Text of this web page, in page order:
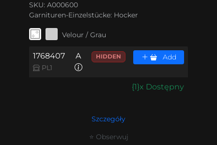
SKU: A000600
Garnituren-Einzelstücke: Hocker
Velour / Grau
1768407
PL1
A HIDDEN Add
{1}x Dostępny
Szczegóły
⭐ Obserwuj